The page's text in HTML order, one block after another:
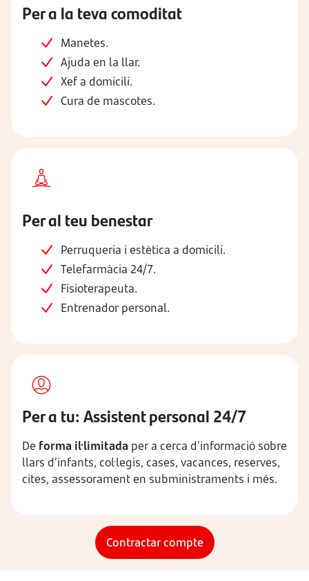
Per a la teva comoditat
Manetes.
Ajuda en la llar.
Xef a domicili.
Cura de mascotes.
Per al teu benestar
Perruqueria i estètica a domicili.
Telefarmàcia 24/7.
Fisioterapeuta.
Entrenador personal.
Per a tu: Assistent personal 24/7
De forma il·limitada per a cerca d’informació sobre
llars d’infants, col·legis, cases, vacances, reserves,
cites, assessorament en subministraments i més.
Contractar compte